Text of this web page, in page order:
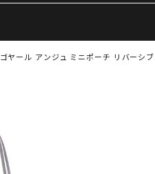
ゴヤール アンジュ ミニポーチ リバーシ